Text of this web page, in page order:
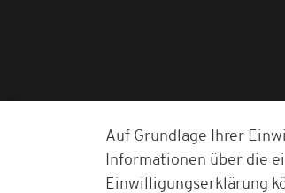
Auf Grundlage Ihrer
Informationen über die
Einwilligungserklärung